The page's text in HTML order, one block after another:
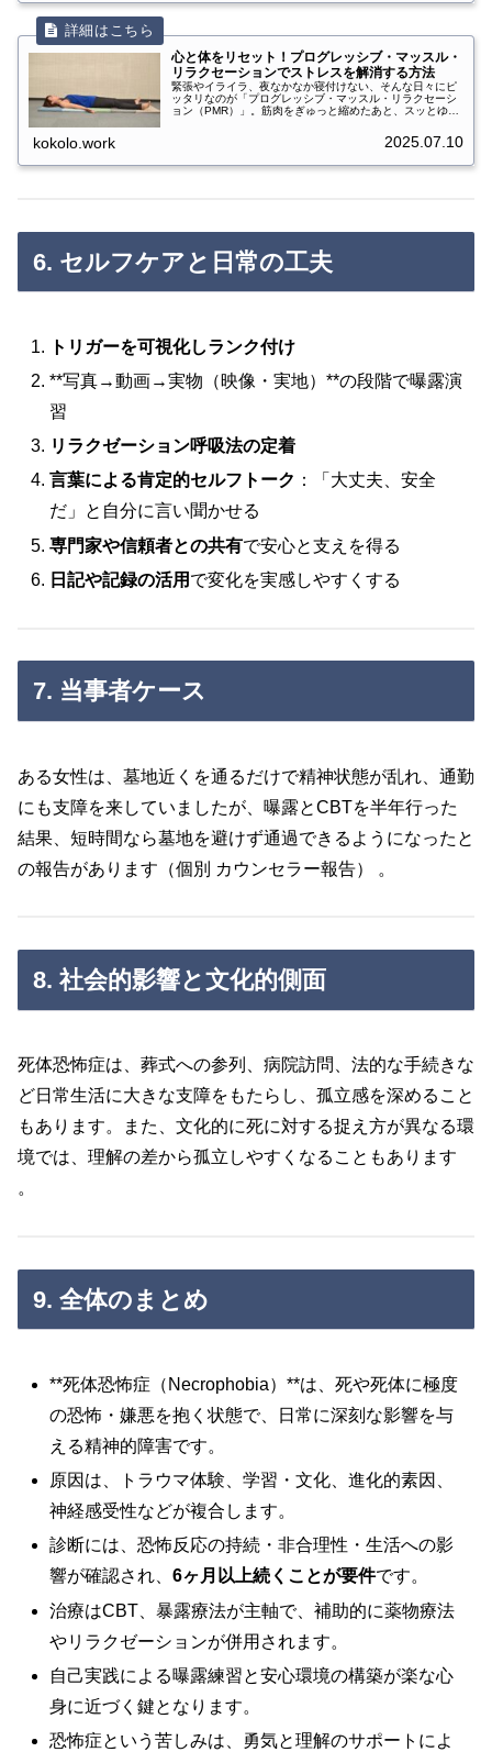
り入れる方法、そして実践の効果や注意点までを詳しく解
心と体をリセット！プログレッシブ・マッスル・
リラクセーションでストレスを解消する方法
緊張やイライラ、夜なかなか寝付けない、そんな日々にピ
ッタリなのが「プログレッシブ・マッスル・リラクセーシ
ョン（PMR）」。筋肉をぎゅっと縮めたあと、スッとゆる
る方法です。医学的に心の健康にも多くの効果が期待でき
る技法として注目されています。1. PMRとは？PMRは
て考案された方法で、体の緊張とリラックスの違いを自分
kokolo.work 2025.07.10
6. セルフケアと日常の工夫
トリガーを可視化しランク付け
**写真→動画→実物（映像・実地）**の段階で曝露演
習
リラクゼーション呼吸法の定着
言葉による肯定的セルフトーク ：「大丈夫、安全
だ」と自分に言い聞かせる
専門家や信頼者との共有で安心と支えを得る
日記や記録の活用 で変化を実感しやすくする
7. 当事者ケース
ある女性は、墓地近くを通るだけで精神状態が乱れ、通勤
にも支障を来していましたが、曝露とCBTを半年行った
結果、短時間なら墓地を避けず通過できるようになったと
の報告があります（個別 カウンセラー報告） 。
8. 社会的影響と文化的側面
死体恐怖症は、葬式への参列、病院訪問、法的な手続きな
ど日常生活に大きな支障をもたらし、孤立感を深めること
もあります。また、文化的に死に対する捉え方が異なる環
境では、理解の差から孤立しやすくなることもあります
。
9. 全体のまとめ
**死体恐怖症（Necrophobia）**は、死や死体に極度
の恐怖・嫌悪を抱く状態で、日常に深刻な影響を与
える精神的障害です。
原因は、トラウマ体験、学習・文化、進化的素因、
神経感受性などが複合します。
診断には、恐怖反応の持続・非合理性・生活への影
響が確認され、6ヶ月以上続くことが要件です。
治療はCBT、暴露療法が主軸で、補助的に薬物療法
やリラクゼーションが併用されます。
自己実践による曝露練習と安心環境の構築が楽な心
身に近づく鍵となります。
恐怖症という苦しみは、勇気と理解のサポートによ